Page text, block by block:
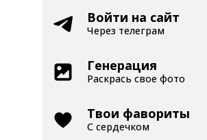
Войти на сайт
Через телеграм
Генерация
Раскрась свое фото
Твои фавориты
С сердечком